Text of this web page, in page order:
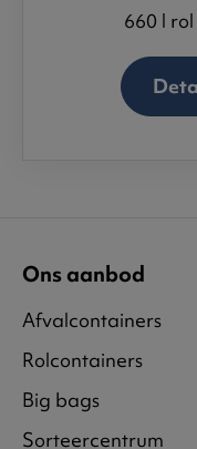
660 l
Ons aanbod
Afvalcontainers
Rolcontainers
Big bags
Sorteercentrum